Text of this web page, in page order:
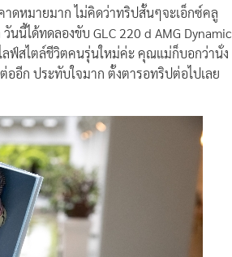
ดหมายมาก ไม่คิดว่าทริปสั้นๆจะเอ็กซ์คลู
นนี้ได้ทดลองขับ GLC 220 d AMG Dynamic
ลฟ์สไตล์ชีวิตคนรุ่นใหม่ค่ะ คุณแม่ก็บอกว่านั่ง
อีก ประทับใจมาก ตั้งตารอทริปต่อไปเลย